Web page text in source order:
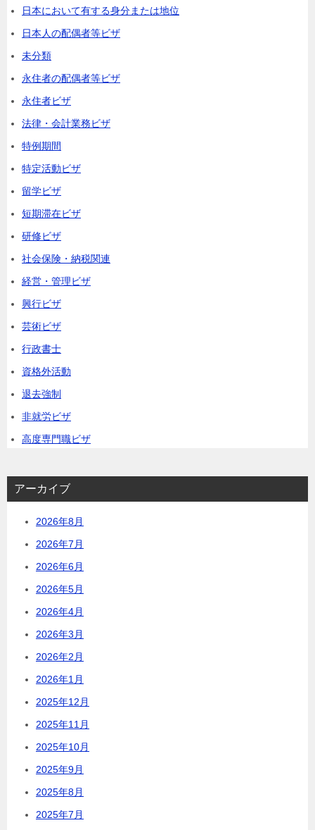
日本において有する身分または地位
日本人の配偶者等ビザ
未分類
永住者の配偶者等ビザ
永住者ビザ
法律・会計業務ビザ
特例期間
特定活動ビザ
留学ビザ
短期滞在ビザ
研修ビザ
社会保険・納税関連
経営・管理ビザ
興行ビザ
芸術ビザ
行政書士
資格外活動
退去強制
非就労ビザ
高度専門職ビザ
アーカイブ
2026年8月
2026年7月
2026年6月
2026年5月
2026年4月
2026年3月
2026年2月
2026年1月
2025年12月
2025年11月
2025年10月
2025年9月
2025年8月
2025年7月